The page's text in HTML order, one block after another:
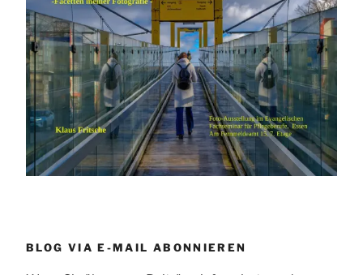
BLOG VIA E-MAIL ABONNIEREN